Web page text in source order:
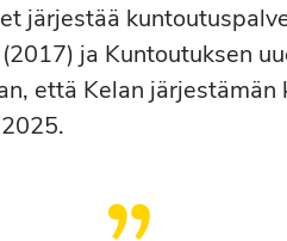
järjestää
ja Kuntoutuksen
että Kelan järjestämän